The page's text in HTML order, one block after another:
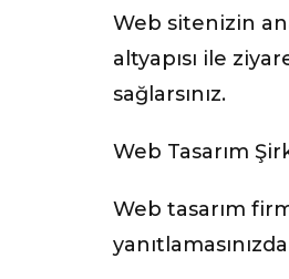
Web sitenizin
altyapısı ile
sağlarsınız.
Web Tasarım
Web tasarım